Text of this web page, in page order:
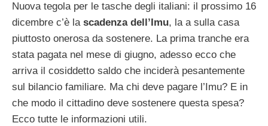
Nuova tegola per le tasche degli italiani: il prossimo 16
dicembre c’è la scadenza dell’Imu, la a sulla casa
piuttosto onerosa da sostenere. La prima tranche era
stata pagata nel mese di giugno, adesso ecco che
arriva il cosiddetto saldo che inciderà pesantemente
sul bilancio familiare. Ma chi deve pagare l’Imu? E in
che modo il cittadino deve sostenere questa spesa?
Ecco tutte le informazioni utili.